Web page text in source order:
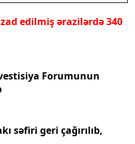
edilmiş ərazilərdə 340
Forumunun
səfiri geri çağırılıb,